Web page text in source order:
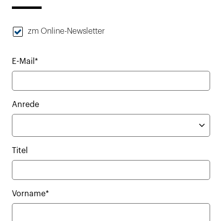
zm Online-Newsletter
E-Mail*
Anrede
Titel
Vorname*